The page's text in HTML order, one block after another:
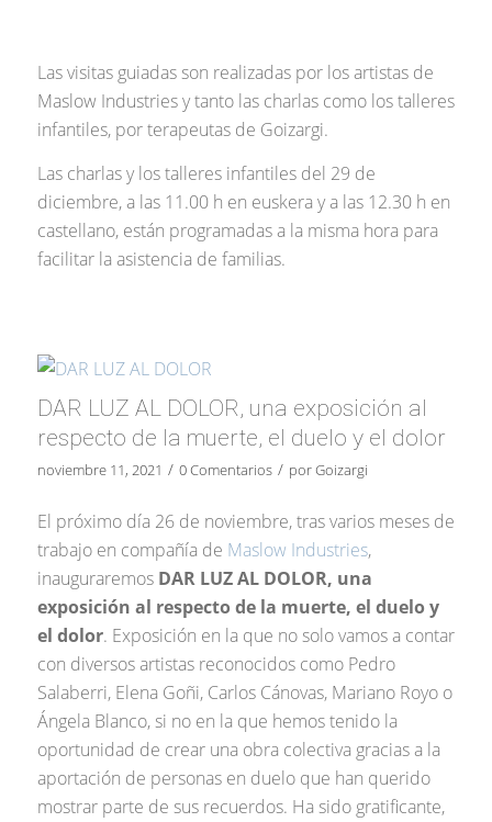
Las visitas guiadas son realizadas por los artistas de
Maslow Industries y tanto las charlas como los talleres
infantiles, por terapeutas de Goizargi.
Las charlas y los talleres infantiles del 29 de
diciembre, a las 11.00 h en euskera y a las 12.30 h en
castellano, están programadas a la misma hora para
facilitar la asistencia de familias.
DAR LUZ AL DOLOR, una exposición al
respecto de la muerte, el duelo y el dolor
noviembre 11, 2021 / 0 Comentarios / porGoizargi
El próximo día 26 de noviembre, tras varios meses de
trabajo en compañía de Maslow Industries,
inauguraremos DAR LUZ AL DOLOR, una
exposición al respecto de la muerte, el duelo y
el dolor. Exposición en la que no solo vamos a contar
con diversos artistas reconocidos como Pedro
Salaberri, Elena Goñi, Carlos Cánovas, Mariano Royo o
Ángela Blanco, si no en la que hemos tenido la
oportunidad de crear una obra colectiva gracias a la
aportación de personas en duelo que han querido
mostrar parte de sus recuerdos. Ha sido gratificante,